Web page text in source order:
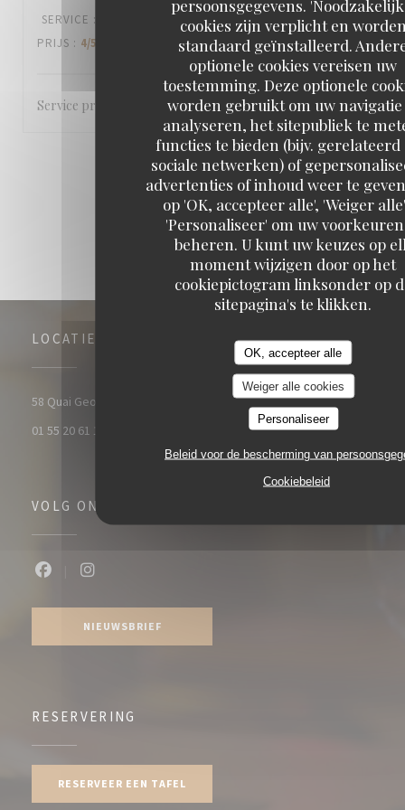
persoonsgegevens.
cookies zijn verplicht en
standaard geïnstalleerd.
optionele cookies vereisen uw
toestemming. Deze optionele
worden gebruikt om uw
analyseren, het sitepubliek te
functies te bieden (bijv. gerelateerd
sociale netwerken) of
advertenties of inhoud weer te
op 'OK, accepteer alle', 'Weiger
'Personaliseer' om uw
beheren. U kunt uw keuzes op
moment wijzigen door op het
cookiepictogram linksonder op
sitepagina's te klikken.
OK, accepteer alle
Weiger alle cookies
Personaliseer
Beleid voor de bescherming van
Cookiebeleid
SERVICE : ATMOSFEER 5/5 KEUKEN
KWALITEIT /
PRIJS : 4/5
Service professionnel
1 2 3
LOCATIE
58 Quai Georges Gorse 92100 Boulogne Billancourt((opent in een
01 55 20 61 19
VOLG ONS
NIEUWSBRIEF
RESERVERING
RESERVEER EEN TAFEL